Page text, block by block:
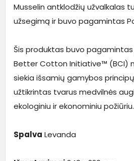
Musselin antklodžių užvalkalas
užsegimą ir buvo pagamintas
Šis produktas buvo
Better Cotton Initiative™ (BCI)
siekia išsamių gamybos
užtikrintas tvarus medvilnės
ekologiniu ir ekonominiu požiūriu.
Spalva Levanda